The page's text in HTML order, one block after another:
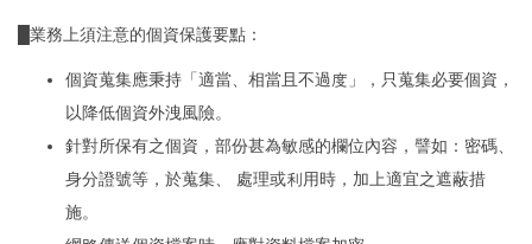
█業務上須注意的個資保護要點：
個資蒐集應秉持「適當、相當且不過度」，只蒐集必要個資，
以降低個資外洩風險。
針對所保有之個資，部份甚為敏感的欄位內容，譬如：密碼、
身分證號等，於蒐集、 處理或利用時，加上適宜之遮蔽措
施。